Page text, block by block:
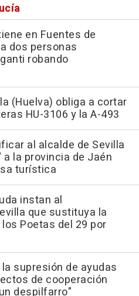
en Fuentes de
dos personas
robando
(Huelva) obliga a cortar
HU-3106 y la A-493
al alcalde de Sevilla
la provincia de Jaén
turística
instan al
que sustituya la
Poetas del 29 por
supresión de ayudas
de cooperación
despilfarro"